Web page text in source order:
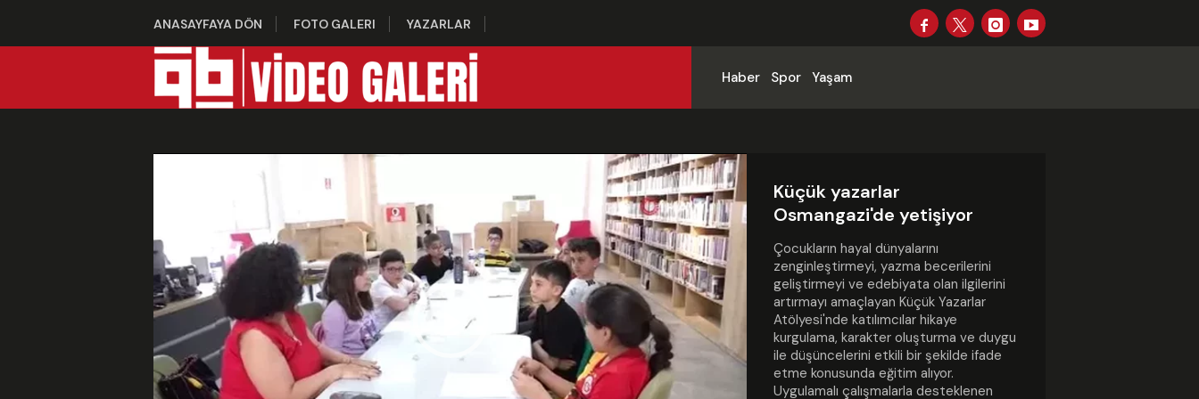
ANASAYFAYA DÖN FOTO GALERI YAZARLAR
Haber Spor Yaşam
Play
Küçük yazarlar
Osmangazi'de yetişiyor
Çocukların hayal dünyalarını
zenginleştirmeyi, yazma becerilerini
geliştirmeyi ve edebiyata olan ilgilerini
artırmayı amaçlayan Küçük Yazarlar
Atölyesi'nde katılımcılar hikaye
kurgulama, karakter oluşturma ve duygu
ile düşüncelerini etkili bir şekilde ifade
etme konusunda eğitim alıyor.
Uygulamalı çalışmalarla desteklenen